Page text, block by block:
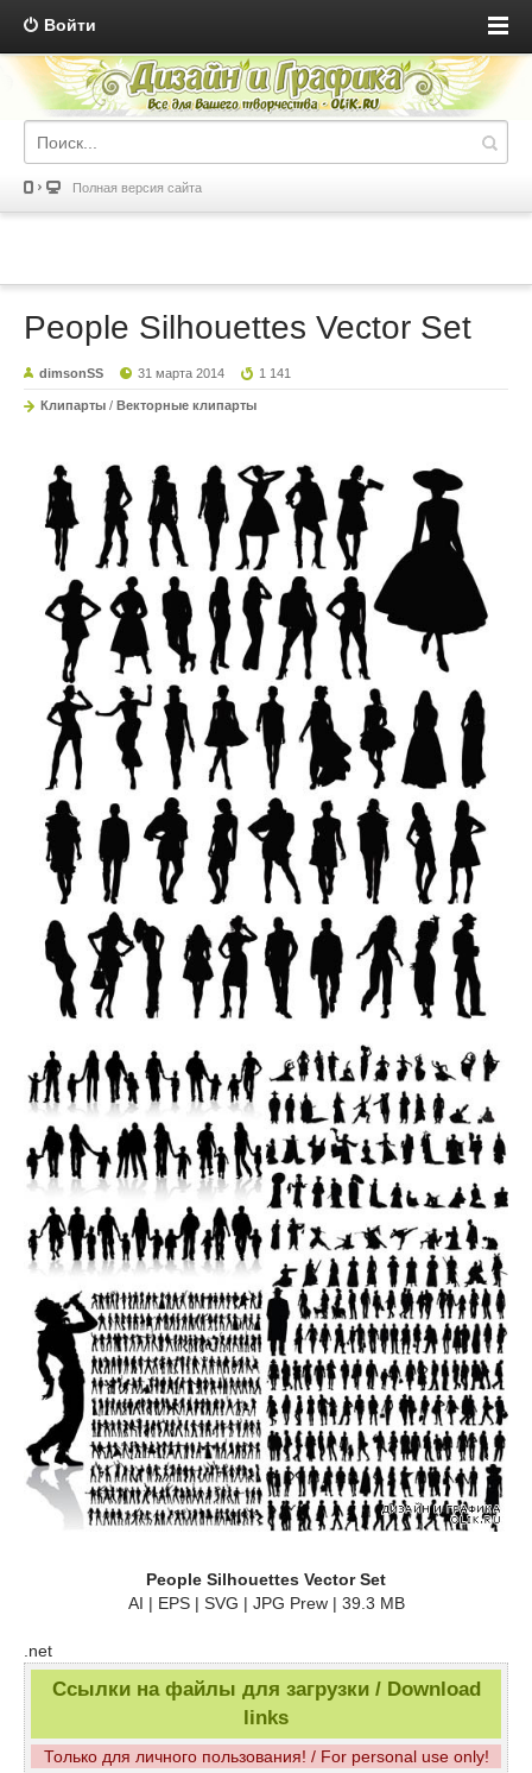
Войти
Полная версия сайта
People Silhouettes Vector Set
dimsonSS 31 марта 2014 1 141
Клипарты / Векторные клипарты
People Silhouettes Vector Set
AI | EPS | SVG | JPG Prew | 39.3 MB
.net
Ссылки на файлы для загрузки / Download
links
Только для личного пользования! / For personal use only!